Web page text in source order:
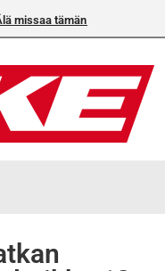
Bike-numeroa!